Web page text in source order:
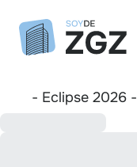
- Eclipse 2026 -